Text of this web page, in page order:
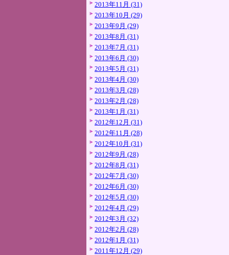
2013年11月 (31)
2013年10月 (29)
2013年9月 (29)
2013年8月 (31)
2013年7月 (31)
2013年6月 (30)
2013年5月 (31)
2013年4月 (30)
2013年3月 (28)
2013年2月 (28)
2013年1月 (31)
2012年12月 (31)
2012年11月 (28)
2012年10月 (31)
2012年9月 (28)
2012年8月 (31)
2012年7月 (30)
2012年6月 (30)
2012年5月 (30)
2012年4月 (29)
2012年3月 (32)
2012年2月 (28)
2012年1月 (31)
2011年12月 (29)